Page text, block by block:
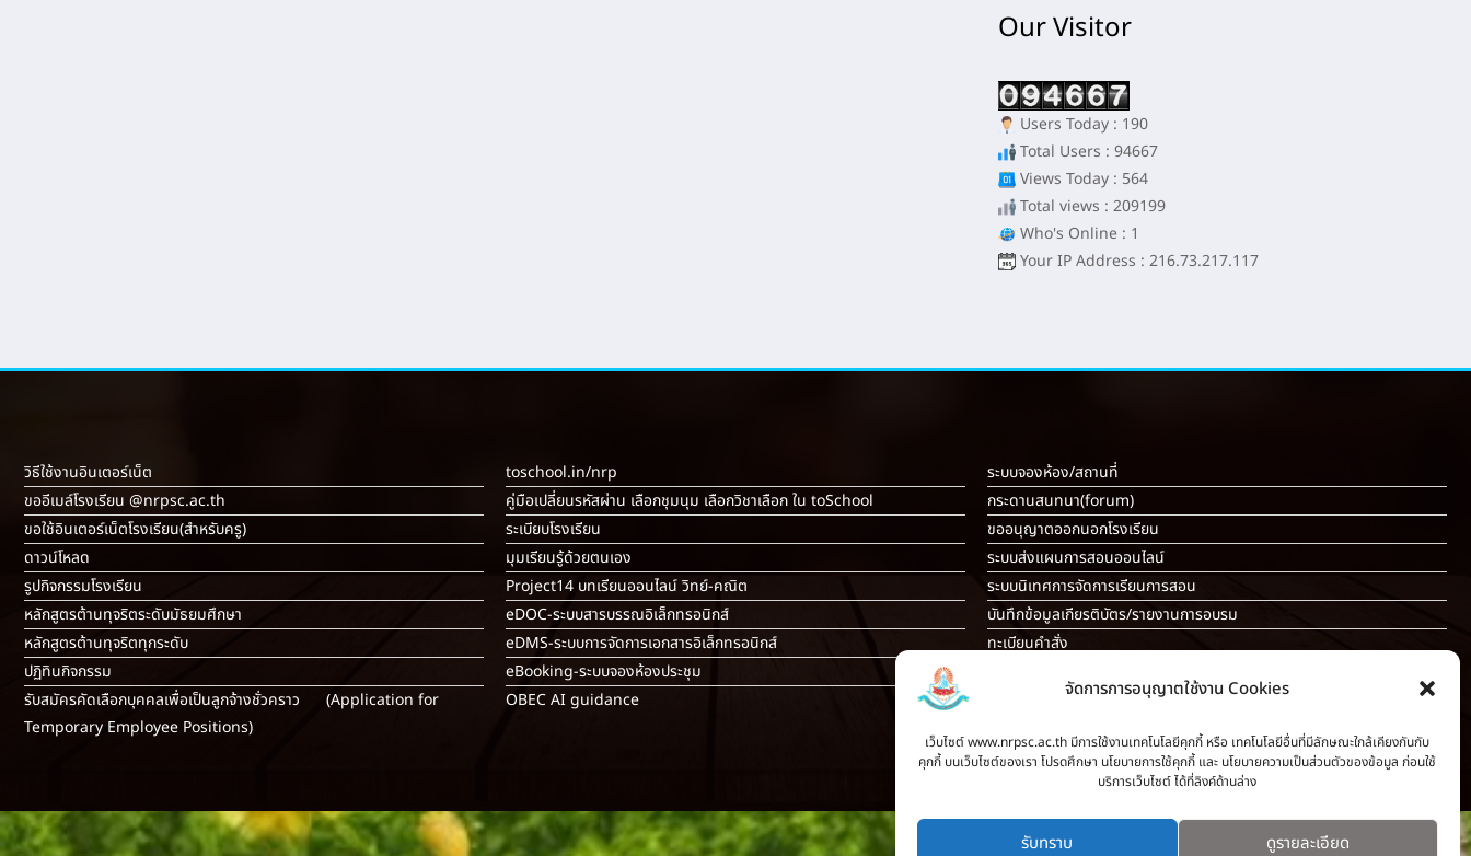
จัดการการอนุญาตใช้งาน Cookies
เว็บไซต์ www.nrpsc.ac.th มีการใช้งานเทคโนโลยีคุกกี้ หรือ เทคโนโลยีอื่นที่มีลักษณะใกล้เคียงกันกับ
คุกกี้ บนเว็บไซต์ของเรา โปรดศึกษา นโยบายการใช้คุกกี้ และ นโยบายความเป็นส่วนตัวของข้อมูล ก่อนใช้
บริการเว็บไซต์ ได้ที่ลิงค์ด้านล่าง
รับทราบ ดูรายละเอียด
Our Visitor
Users Today : 190
Total Users : 94667
Views Today : 564
Total views : 209199
Who's Online : 1
Your IP Address : 216.73.217.117
วิธีใช้งานอินเตอร์เน็ต
ขออีเมล์โรงเรียน @nrpsc.ac.th
ขอใช้อินเตอร์เน็ตโรงเรียน(สำหรับครู)
ดาวน์โหลด
รูปกิจกรรมโรงเรียน
หลักสูตรต้านทุจริตระดับมัธยมศึกษา
หลักสูตรต้านทุจริตทุกระดับ
ปฏิทินกิจกรรม
รับสมัครคัดเลือกบุคคลเพื่อเป็นลูกจ้างชั่วคราว (Application for
Temporary Employee Positions)
toschool.in/nrp
คู่มือเปลี่ยนรหัสผ่าน เลือกชุมนุม เลือกวิชาเลือก ใน toSchool
ระเบียบโรงเรียน
มุมเรียนรู้ด้วยตนเอง
Project14 บทเรียนออนไลน์ วิทย์-คณิต
eDOC-ระบบสารบรรณอิเล็กทรอนิกส์
eDMS-ระบบการจัดการเอกสารอิเล็กทรอนิกส์
eBooking-ระบบจองห้องประชุม
OBEC AI guidance
ระบบจองห้อง/สถานที่
กระดานสนทนา(forum)
ขออนุญาตออกนอกโรงเรียน
ระบบส่งแผนการสอนออนไลน์
ระบบนิเทศการจัดการเรียนการสอน
บันทึกข้อมูลเกียรติบัตร/รายงานการอบรม
ทะเบียนคำสั่ง
ลากิจส่วนตัว/ลาป่วย/ไปราชการ]